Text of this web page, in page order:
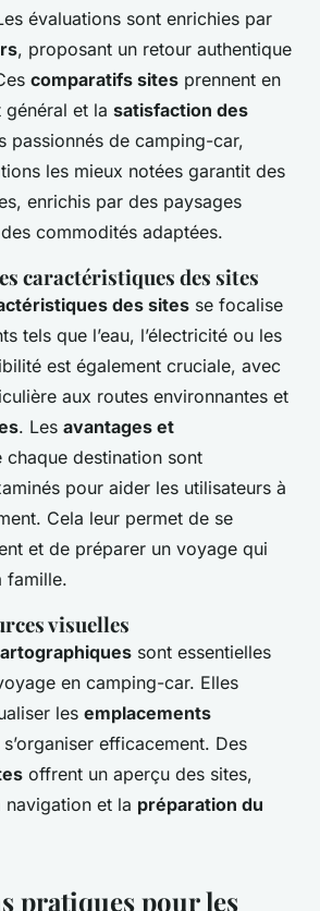
évaluations sont enrichies par
, proposant un retour authentique
comparatifs sites prennent en
et la satisfaction des
passionnés de camping-car,
les mieux notées garantit des
enrichis par des paysages
commodités adaptées.
caractéristiques des sites
des sites se focalise
tels que l’eau, l’électricité ou les
est également cruciale, avec
aux routes environnantes et
. Les avantages et
chaque destination sont
pour aider les utilisateurs à
Cela leur permet de se
et de préparer un voyage qui
famille.
visuelles
sont essentielles
en camping-car. Elles
les emplacements
efficacement. Des
offrent un aperçu des sites,
et la préparation du
pratiques pour les